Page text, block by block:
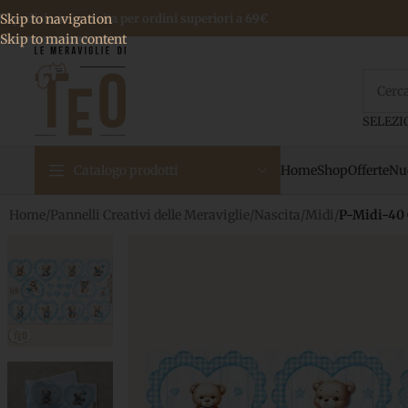
Skip to navigation
Skip to main content
Spedizione gratuita per ordini superiori a 69€
HomeShopOfferte
Home/Pannelli Creativi delle Meraviglie/Nascita /Midi /P-Midi-40